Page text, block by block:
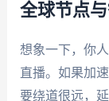
全球节点
想象一下，你
直播。如果加
要绕道很远，